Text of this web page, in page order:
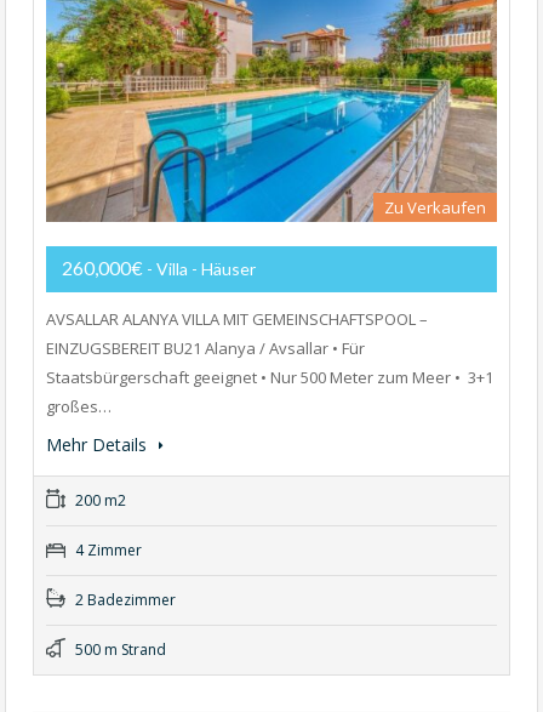
Zu Verkaufen
260,000€ - Villa - Häuser
AVSALLAR ALANYA VILLA MIT GEMEINSCHAFTSPOOL –
EINZUGSBEREIT BU21 Alanya / Avsallar • Für
Staatsbürgerschaft geeignet • Nur 500 Meter zum Meer • ️ 3+1
großes…
Mehr Details
200 m2
4 Zimmer
2 Badezimmer
500 m Strand